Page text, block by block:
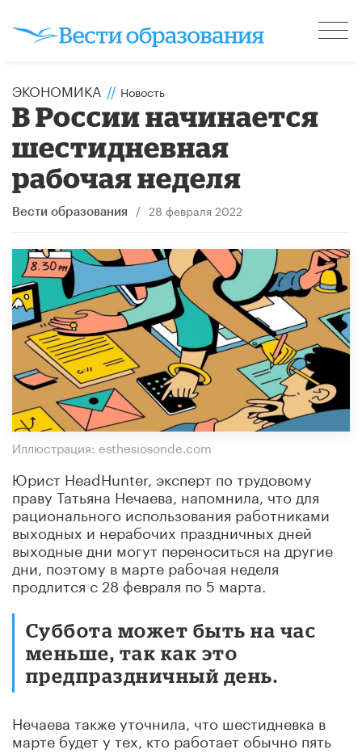
ЭКОНОМИКА // Новость
В России начинается
шестидневная
рабочая неделя
Вести образования / 28 февраля 2022
Иллюстрация: esthesiosonde.com
Юрист HeadHunter, эксперт по трудовому
праву Татьяна Нечаева, напомнила, что для
рационального использования работниками
выходных и нерабочих праздничных дней
выходные дни могут переноситься на другие
дни, поэтому в марте рабочая неделя
продлится с 28 февраля по 5 марта.
Суббота может быть на час
меньше, так как это
предпраздничный день.
Нечаева также уточнила, что шестидневка в
марте будет у тех, кто работает обычно пять